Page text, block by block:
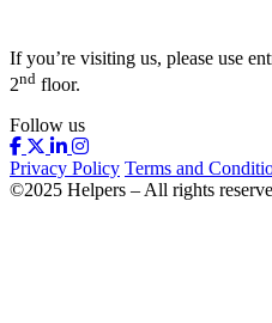
If you’re visiting us, please use
2nd floor.
Follow us
Privacy Policy Terms and
©2025 Helpers – All rights